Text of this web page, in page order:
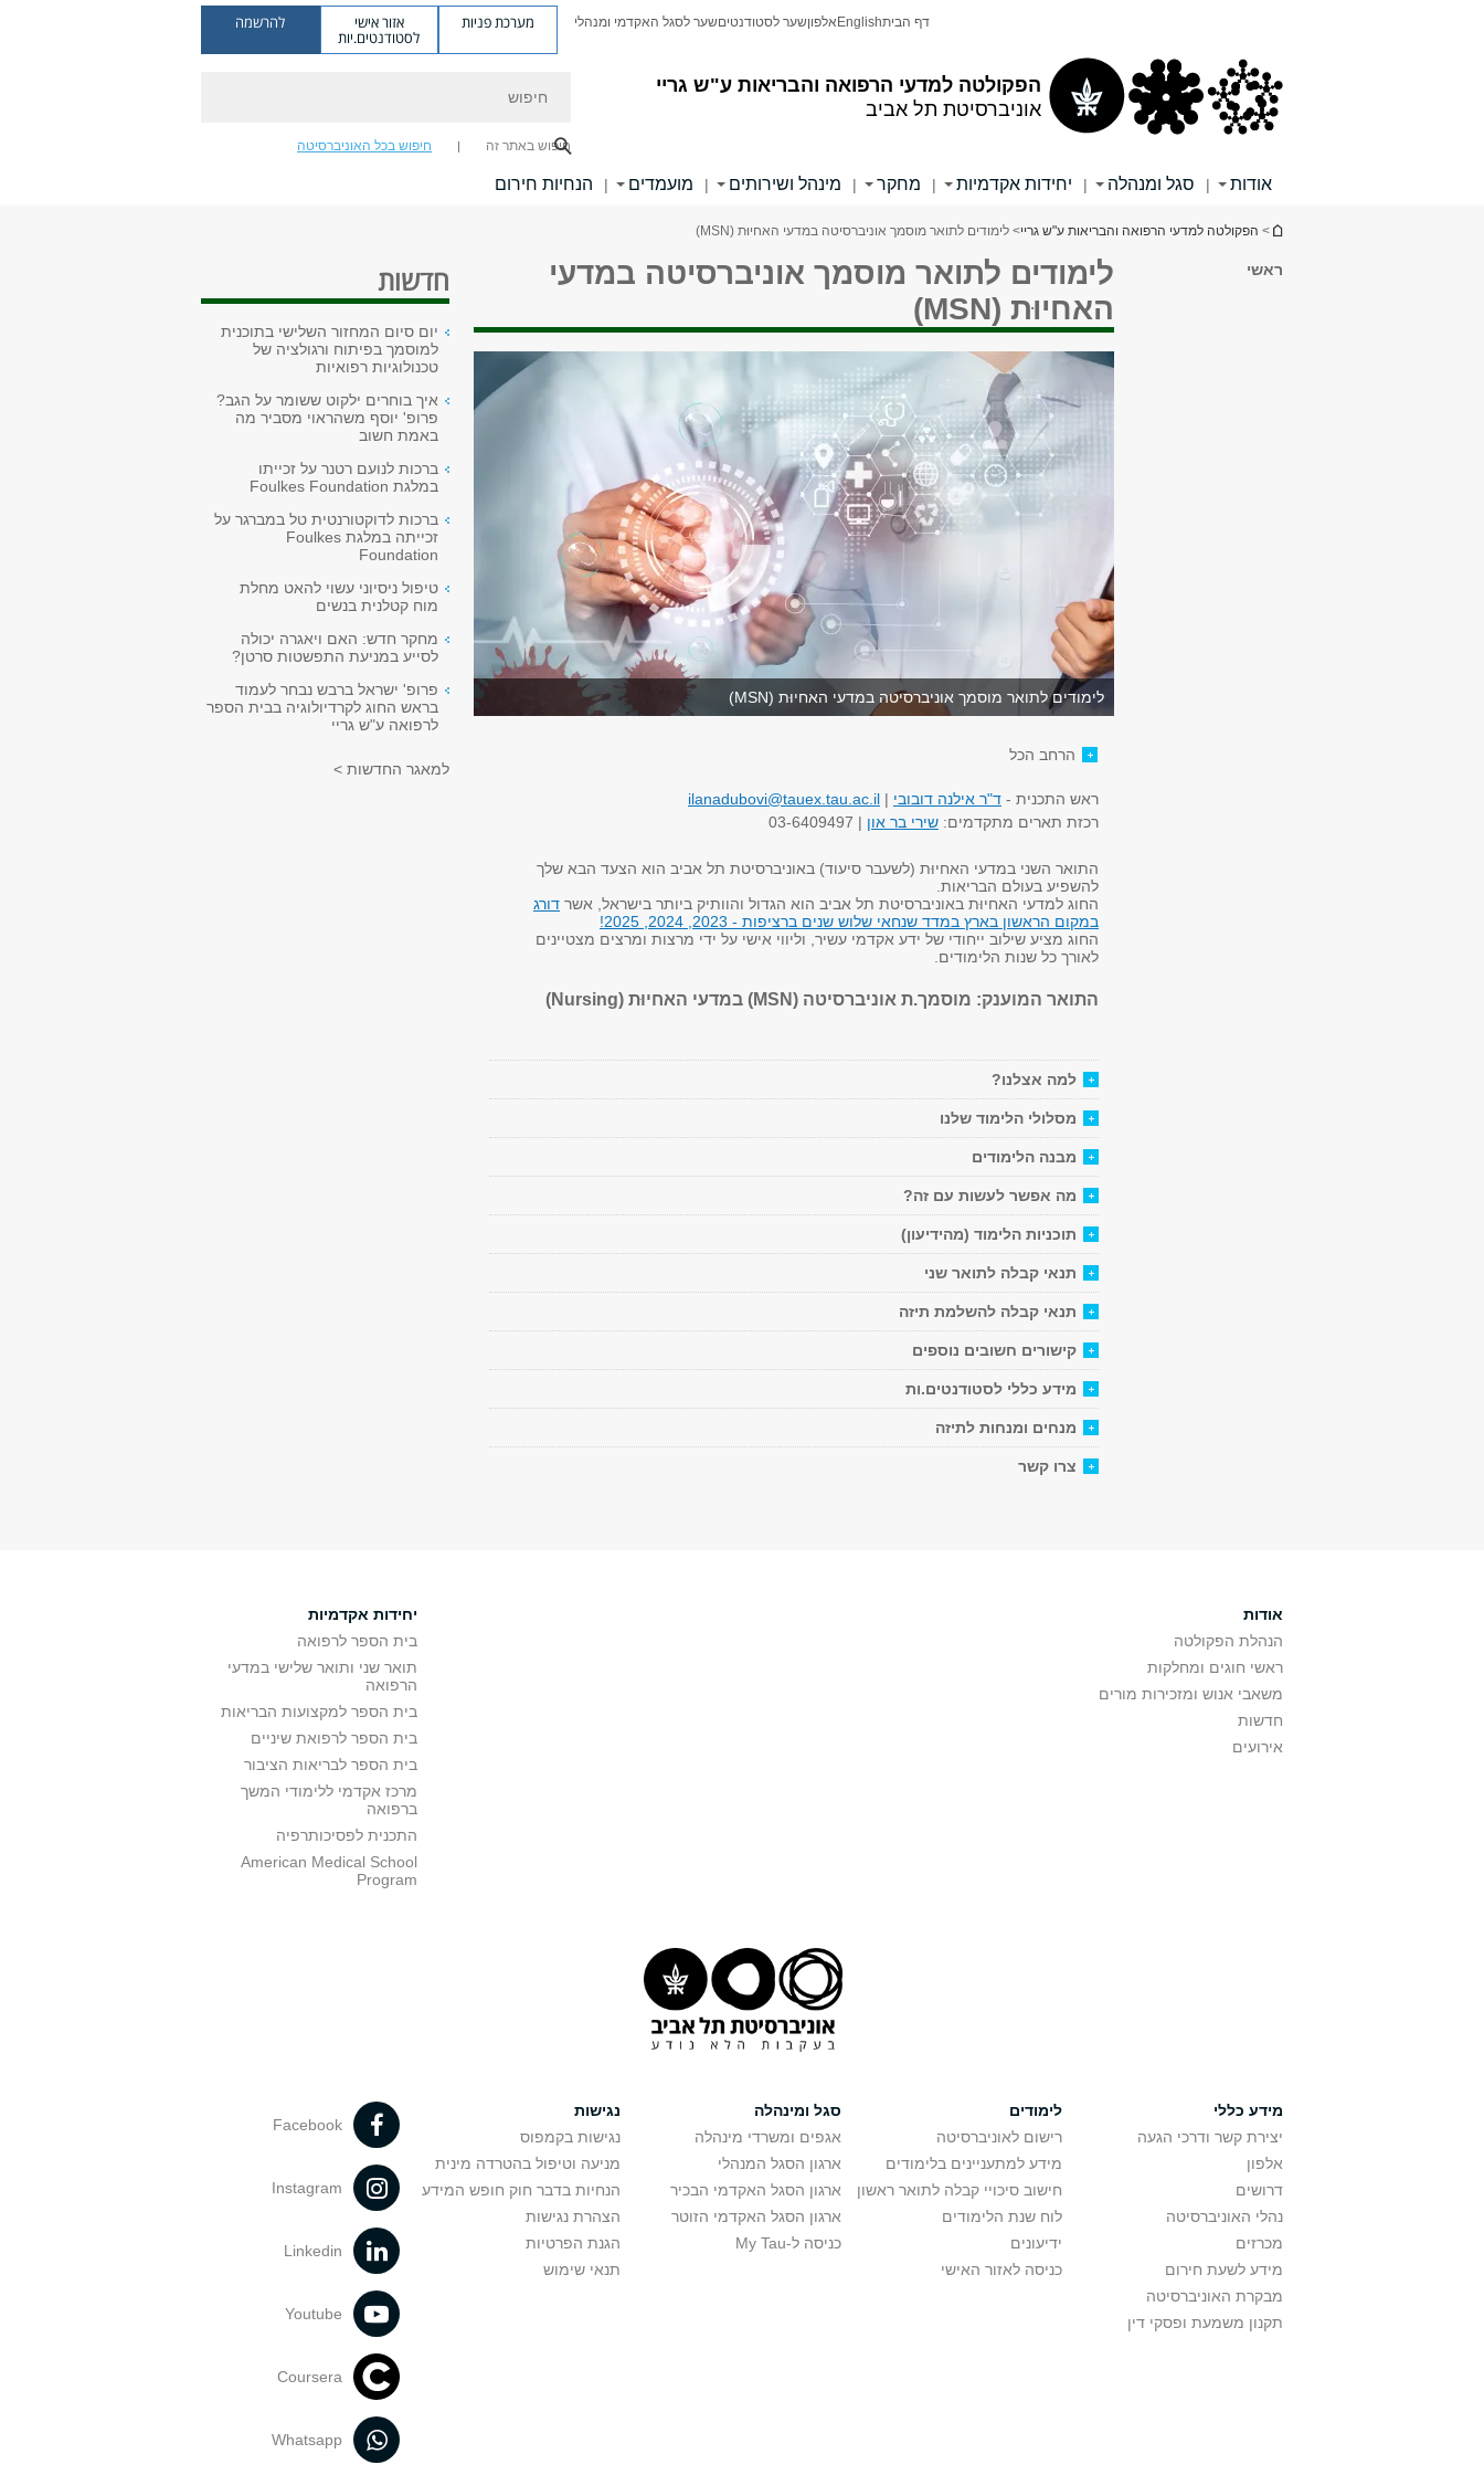
הפקולטה למדעי הרפואה והבריאות ע"ש גריי
אוניברסיטת תל אביב
דף הביתEnglish אלפוןשער לסטודנטיםשער לסגל האקדמי ומנהלי מערכת פניות אזור אישי
לסטודנטים.יות
להרשמה
חיפוש באתר זה חיפוש בכל האוניברסיטה
אודות | סגל ומנהלה | יחידות אקדמיות | מחקר | מינהל ושירותים | מועמדים | הנחיות חירום
הינך נמצא כאן
> הפקולטה למדעי הרפואה והבריאות ע"ש גריי> לימודים לתואר מוסמך אוניברסיטה במדעי האחיוּת (MSN)
ראשי
לימודים לתואר מוסמך אוניברסיטה במדעי
האחיוּת (MSN)
לימודים לתואר מוסמך אוניברסיטה במדעי האחיוּת (MSN)
הרחב הכל
ראש התכנית - ד"ר אילנה דובובי |
ilanadubovi@tauex.tau.ac.il
רכזת תארים מתקדמים: שירי בר און | 03-6409497
התואר השני במדעי האחיוּת (לשעבר סיעוד) באוניברסיטת תל אביב הוא הצעד הבא שלך
להשפיע בעולם הבריאות.
החוג למדעי האחיוּת באוניברסיטת תל אביב הוא הגדול והוותיק ביותר בישראל, אשר דורג
במקום הראשון בארץ במדד שנחאי שלוש שנים ברציפות - 2023, 2024, 2025!
החוג מציע שילוב ייחודי של ידע אקדמי עשיר, וליווי אישי על ידי מרצות ומרצים מצטיינים
לאורך כל שנות הלימודים.
התואר המוענק: מוסמך.ת אוניברסיטה (MSN) במדעי האחיוּת (Nursing)
למה אצלנו?
מסלולי הלימוד שלנו
מבנה הלימודים
מה אפשר לעשות עם זה?
תוכניות הלימוד (מהידיעון)
תנאי קבלה לתואר שני
תנאי קבלה להשלמת תיזה
קישורים חשובים נוספים
מידע כללי לסטודנטים.ות
מנחים ומנחות לתיזה
צרו קשר
חדשות
יום סיום המחזור השלישי בתוכנית
למוסמך בפיתוח ורגולציה של
טכנולוגיות רפואיות
איך בוחרים ילקוט ששומר על הגב?
פרופ' יוסף משהראוי מסביר מה
באמת חשוב
ברכות לנועם רטנר על זכייתו
במלגת Foulkes Foundation
ברכות לדוקטורנטית טל במברגר על
זכייתה במלגת Foulkes
Foundation
טיפול ניסיוני עשוי להאט מחלת
מוח קטלנית בנשים
מחקר חדש: האם ויאגרה יכולה
לסייע במניעת התפשטות סרטן?
פרופ' ישראל ברבש נבחר לעמוד
בראש החוג לקרדיולוגיה בבית הספר
לרפואה ע"ש גריי
למאגר החדשות >
אודות
הנהלת הפקולטה
ראשי חוגים ומחלקות
משאבי אנוש ומזכירות מורים
חדשות
אירועים
יחידות אקדמיות
בית הספר לרפואה
תואר שני ותואר שלישי במדעי
הרפואה
בית הספר למקצועות הבריאות
בית הספר לרפואת שיניים
בית הספר לבריאות הציבור
מרכז אקדמי ללימודי המשך
ברפואה
התכנית לפסיכותרפיה
American Medical School
Program
מידע כללי
יצירת קשר ודרכי הגעה
אלפון
דרושים
נהלי האוניברסיטה
מכרזים
מידע לשעת חירום
מבקרת האוניברסיטה
תקנון משמעת ופסקי דין
לימודים
רישום לאוניברסיטה
מידע למתעניינים בלימודים
חישוב סיכויי קבלה לתואר ראשון
לוח שנת הלימודים
ידיעונים
כניסה לאזור האישי
סגל ומינהלה
אגפים ומשרדי מינהלה
ארגון הסגל המנהלי
ארגון הסגל האקדמי הבכיר
ארגון הסגל האקדמי הזוטר
כניסה ל-My Tau
נגישות
נגישות בקמפוס
מניעה וטיפול בהטרדה מינית
הנחיות בדבר חוק חופש המידע
הצהרת נגישות
הגנת הפרטיות
תנאי שימוש
Facebook
Instagram
Linkedin
Youtube
Coursera
Whatsapp